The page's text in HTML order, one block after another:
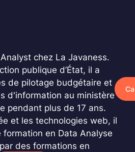
chez La Javaness.
publique d’État, il a
de pilotage budgétaire et
d'information au ministère
pendant plus de 17 ans.
et les technologies web, il
formation en Data Analyse
des formations en